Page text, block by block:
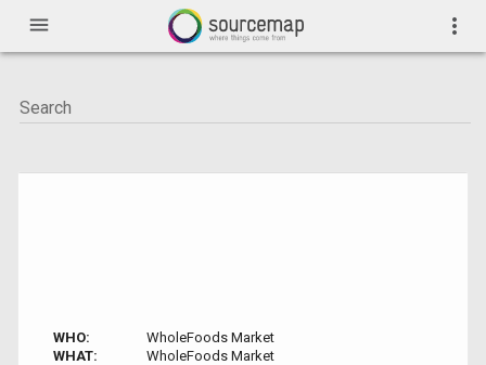
menu more_vert
WHO:
WholeFoods Market
WHAT:
WholeFoods Market